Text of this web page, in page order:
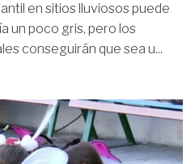
en sitios lluviosos puede
un poco gris, pero los
conseguirán que sea u...